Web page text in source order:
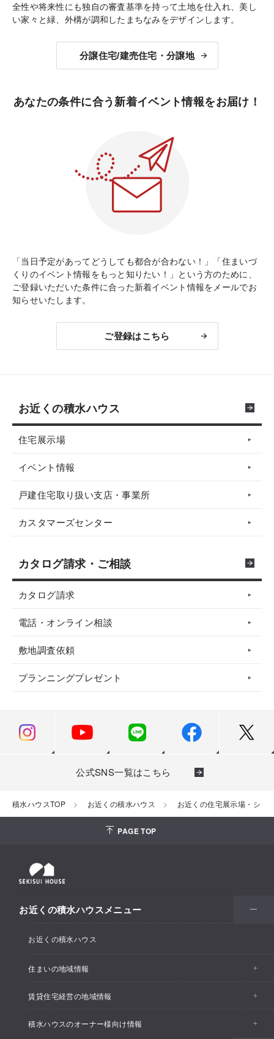
全性や将来性にも独自の審査基準を持って土地を仕入れ、美し
い家々と緑、外構が調和したまちなみをデザインします。
分譲住宅/建売住宅・分譲地
あなたの条件に合う新着イベント情報をお届け！
「当日予定があってどうしても都合が合わない！」「住まいづ
くりのイベント情報をもっと知りたい！」という方のために、
ご登録いただいた条件に合った新着イベント情報をメールでお
知らせいたします。
ご登録はこちら
お近くの積水ハウス
住宅展示場
イベント情報
戸建住宅取り扱い支店・事業所
カスタマーズセンター
カタログ請求・ご相談
カタログ請求
電話・オンライン相談
敷地調査依頼
プランニングプレゼント
公式SNS一覧はこちら
積水ハウスTOP お近くの積水ハウス お近くの住宅展示場・ショ
PAGE TOP
お近くの積水ハウスメニュー
お近くの積水ハウス
住まいの地域情報
イベント情報
住宅展示場・ショールーム情報
賃貸住宅経営の地域情報
イベント情報
積水ハウスのオーナー様向け情報